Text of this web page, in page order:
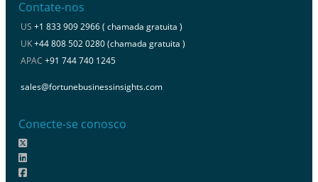
Contate-nos
US +1 833 909 2966 ( chamada gratuita )
UK+44 808 502 0280 (chamada gratuita )
APAC +91 744 740 1245
sales@fortunebusinessinsights.com
Conecte-se conosco